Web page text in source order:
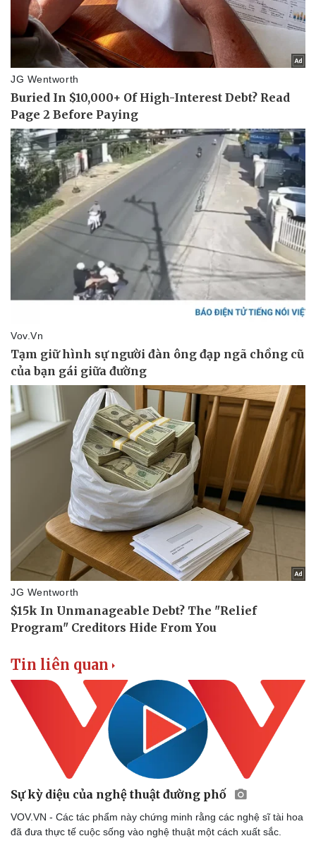
Thế giới thể thao
eSports
Hậu trường
Tư vấn
Doanh nghiệp
Thông tin doanh nghiệp
Công nghệ
Sành điệu
Tin liên quan
Sự kỳ diệu của nghệ thuật đường phố
VOV.VN - Các tác phẩm này chứng minh rằng các nghệ sĩ tài hoa
đã đưa thực tế cuộc sống vào nghệ thuật một cách xuất sắc.